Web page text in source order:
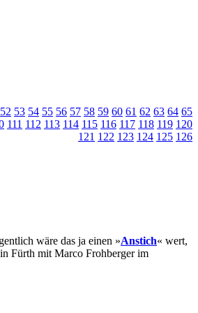
52 53 54 55 56 57 58 59 60 61 62 63 64 65
111 112 113 114 115 116 117 118 119 120
121 122 123 124 125 126
wäre das ja einen »Anstich« wert,
Fürth mit Marco Frohberger im